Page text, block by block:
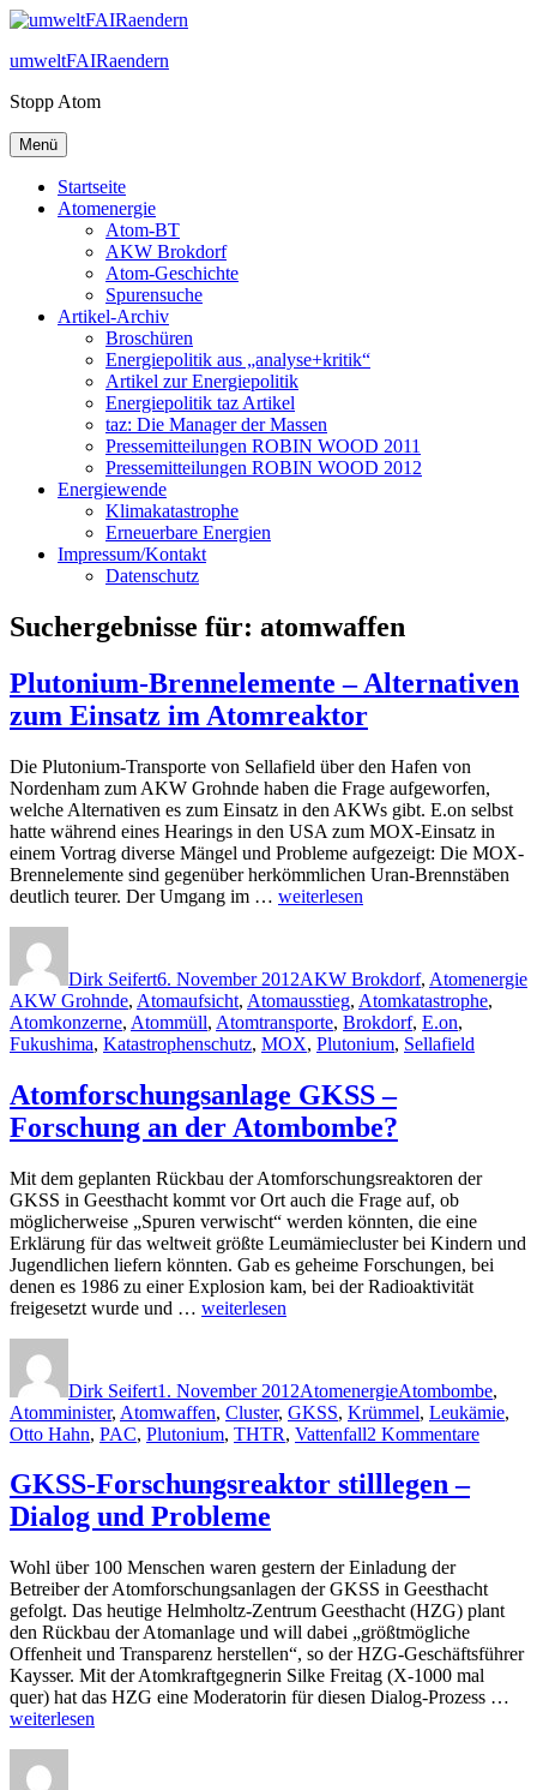
Zum
springen
umweltFAIRaendern
Stopp Atom
Menü
Startseite
Atomenergie
Atom-BT
AKW Brokdorf
Atom-Geschichte
Spurensuche
Artikel-Archiv
Broschüren
Energiepolitik aus „analyse+kritik“
Artikel zur Energiepolitik
Energiepolitik taz Artikel
taz: Die Manager der Massen
Pressemitteilungen ROBIN WOOD 2011
Pressemitteilungen ROBIN WOOD 2012
Energiewende
Klimakatastrophe
Erneuerbare Energien
Impressum/Kontakt
Datenschutz
Suchergebnisse für: atomwaffen
Plutonium-Brennelemente – Alternativen
zum Einsatz im Atomreaktor
Die Plutonium-Transporte von Sellafield über den Hafen von
Nordenham zum AKW Grohnde haben die Frage aufgeworfen,
welche Alternativen es zum Einsatz in den AKWs gibt. E.on selbst
hatte während eines Hearings in den USA zum MOX-Einsatz in
einem Vortrag diverse Mängel und Probleme aufgezeigt: Die MOX-
Brennelemente sind gegenüber herkömmlichen Uran-Brennstäben
deutlich teurer. Der Umgang im … „Plutonium-
zum
Einsatz
im
Atomreaktor“
weiterlesen
Dirk Seifert6. November 2012AKW Brokdorf, Atomenergie
AKW Grohnde, Atomaufsicht, Atomausstieg, Atomkatastrophe,
Atomkonzerne, Atommüll, Atomtransporte, Brokdorf, E.on,
Fukushima, Katastrophenschutz, MOX, Plutonium, Sellafield
Atomforschungsanlage GKSS –
Forschung an der Atombombe?
Mit dem geplanten Rückbau der Atomforschungsreaktoren der
GKSS in Geesthacht kommt vor Ort auch die Frage auf, ob
möglicherweise „Spuren verwischt“ werden könnten, die eine
Erklärung für das weltweit größte Leumämiecluster bei Kindern und
Jugendlichen liefern könnten. Gab es geheime Forschungen, bei
denen es 1986 zu einer Explosion kam, bei der Radioaktivität
freigesetzt wurde und … „Atomforschungsanlage
an
der
Atombombe?“
weiterlesen
Dirk Seifert1. November 2012AtomenergieAtombombe,
Atomminister, Atomwaffen, Cluster, GKSS, Krümmel, Leukämie,
Otto Hahn, PAC, Plutonium, THTR, Vattenfall2 Kommentarezu
GKSS-Forschungsreaktor stilllegen –
Dialog und Probleme
Wohl über 100 Menschen waren gestern der Einladung der
Betreiber der Atomforschungsanlagen der GKSS in Geesthacht
gefolgt. Das heutige Helmholtz-Zentrum Geesthacht (HZG) plant
den Rückbau der Atomanlage und will dabei „größtmögliche
Offenheit und Transparenz herstellen“, so der HZG-Geschäftsführer
Kaysser. Mit der Atomkraftgegnerin Silke Freitag (X-1000 mal
quer) hat das HZG eine Moderatorin für diesen Dialog-Prozess …
weiterlesen